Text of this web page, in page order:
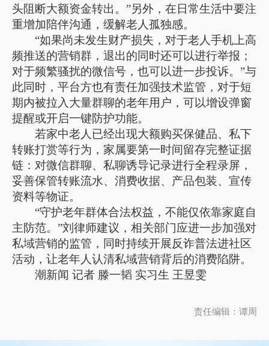
头阻断大额资金转出。”另外，在日常生活中要注
重增加陪伴沟通，缓解老人孤独感。
“如果尚未发生财产损失，对于老人手机上高
频推送的营销群，退出的同时还可以进行举报；
对于频繁骚扰的微信号，也可以进一步投诉。”与
此同时，平台方也有责任加强技术监管，对于短
期内被拉入大量群聊的老年用户，可以增设弹窗
提醒或开启一键防护功能。
若家中老人已经出现大额购买保健品、私下
转账打赏等行为，家属要第一时间留存完整证据
链：对微信群聊、私聊诱导记录进行全程录屏，
妥善保管转账流水、消费收据、产品包装、宣传
资料等物证。
“守护老年群体合法权益，不能仅依靠家庭自
主防范。”刘律师建议，相关部门应进一步加强对
私域营销的监管，同时持续开展反诈普法进社区
活动，让老年人认清私域营销背后的消费陷阱。
潮新闻 记者 滕一韬 实习生 王昱雯
责任编辑：谭周